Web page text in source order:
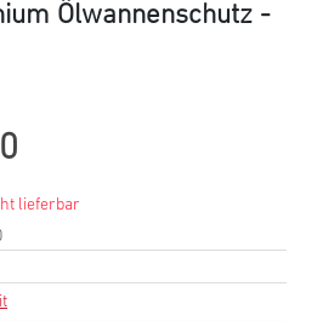
Ölwannenschutz -
lieferbar